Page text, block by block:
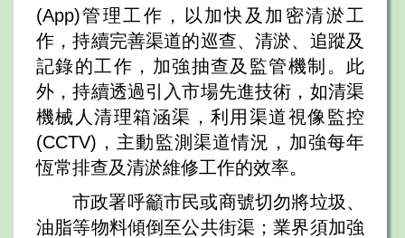
(App)管理工作，以加快及加密清淤工
作，持續完善渠道的巡查、清淤、追蹤及
記錄的工作，加強抽查及監管機制。此
外，持續透過引入市場先進技術，如清渠
機械人清理箱涵渠，利用渠道視像監控
(CCTV)，主動監測渠道情況，加強每年
恆常排查及清淤維修工作的效率。
市政署呼籲市民或商號切勿將垃圾、
油脂等物料傾倒至公共街渠；業界須加強